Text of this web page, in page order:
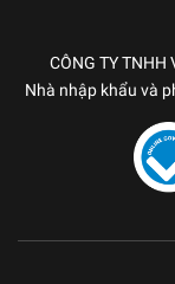
CÔNG TY TNHH
Nhà nhập khẩu và